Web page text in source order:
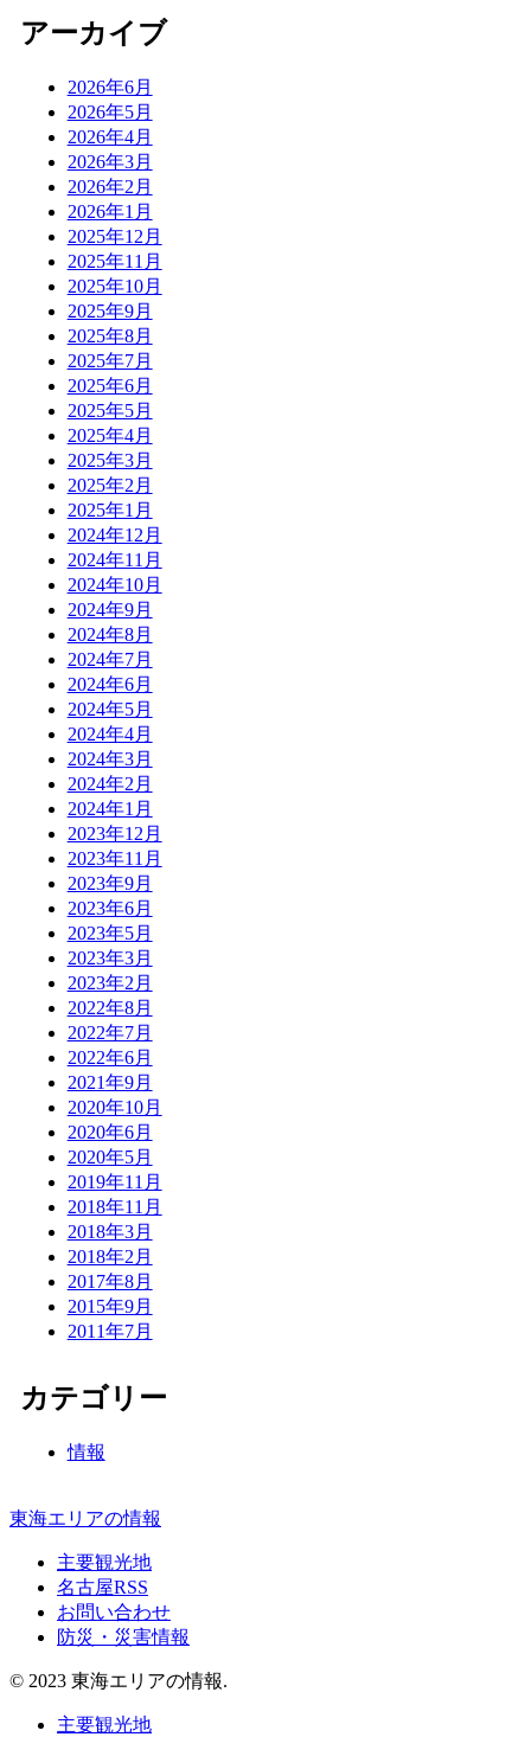
アーカイブ
2026年6月
2026年5月
2026年4月
2026年3月
2026年2月
2026年1月
2025年12月
2025年11月
2025年10月
2025年9月
2025年8月
2025年7月
2025年6月
2025年5月
2025年4月
2025年3月
2025年2月
2025年1月
2024年12月
2024年11月
2024年10月
2024年9月
2024年8月
2024年7月
2024年6月
2024年5月
2024年4月
2024年3月
2024年2月
2024年1月
2023年12月
2023年11月
2023年9月
2023年6月
2023年5月
2023年3月
2023年2月
2022年8月
2022年7月
2022年6月
2021年9月
2020年10月
2020年6月
2020年5月
2019年11月
2018年11月
2018年3月
2018年2月
2017年8月
2015年9月
2011年7月
カテゴリー
情報
東海エリアの情報
主要観光地
名古屋RSS
お問い合わせ
防災・災害情報
© 2023 東海エリアの情報.
主要観光地